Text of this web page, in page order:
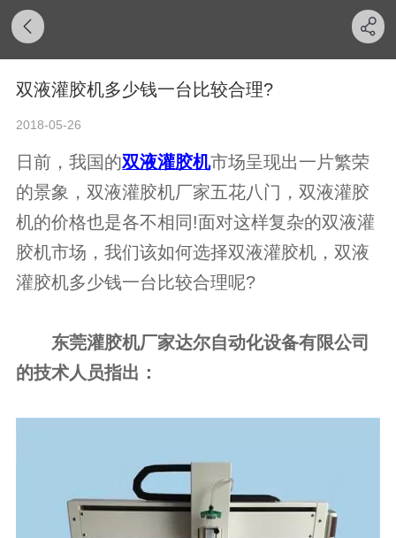
双液灌胶机多少钱一台比较合理?
2018-05-26
日前，我国的双液灌胶机市场呈现出一片繁荣
的景象，双液灌胶机厂家五花八门，双液灌胶
机的价格也是各不相同!面对这样复杂的双液灌
胶机市场，我们该如何选择双液灌胶机，双液
灌胶机多少钱一台比较合理呢?
东莞灌胶机厂家达尔自动化设备有限公司
的技术人员指出：